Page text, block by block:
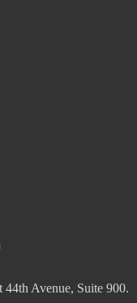
Avenue, Suite 900.